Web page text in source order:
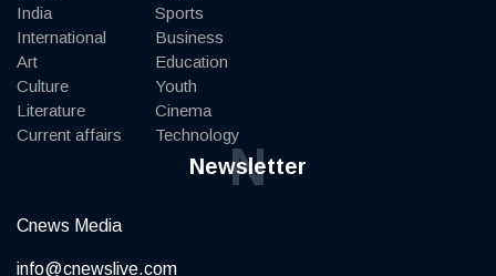
India
International
Art
Culture
Literature
Current affairs
Sports
Business
Education
Youth
Cinema
Technology
Newsletter
N
Cnews Media
info@cnewslive.com